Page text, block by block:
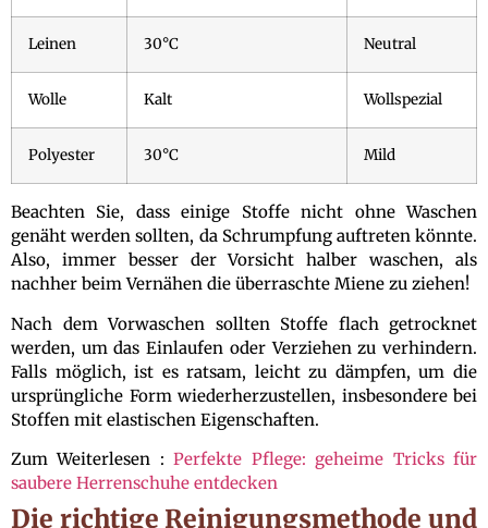
Leinen 30°C Neutral
Wolle Kalt Wollspezial
Polyester 30°C Mild
Beachten Sie, dass einige Stoffe nicht ohne Waschen
genäht werden sollten, da Schrumpfung auftreten könnte.
Also, immer besser der Vorsicht halber waschen, als
nachher beim Vernähen die überraschte Miene zu ziehen!
Nach dem Vorwaschen sollten Stoffe flach getrocknet
werden, um das Einlaufen oder Verziehen zu verhindern.
Falls möglich, ist es ratsam, leicht zu dämpfen, um die
ursprüngliche Form wiederherzustellen, insbesondere bei
Stoffen mit elastischen Eigenschaften.
Zum Weiterlesen :Perfekte Pflege: geheime Tricks für
saubere Herrenschuhe entdecken
Die richtige Reinigungsmethode und